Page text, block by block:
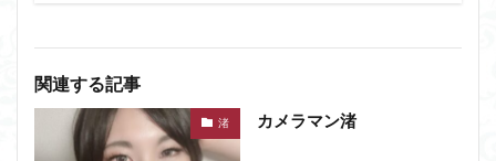
関連する記事
渚 カメラマン渚